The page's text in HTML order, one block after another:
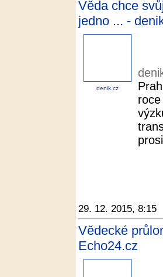
Věda chce
jedno ... -
denik.cz
29. 12. 2015, 8:15
Vědecké
Echo24.cz